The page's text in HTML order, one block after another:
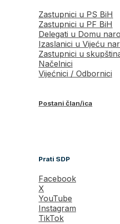
Zastupnici u PS BiH
Zastupnici u PF BiH
Delegati u Domu
Izaslanici u Vijeću
Zastupnici u
Načelnici
Vijećnici / Odbornici
Postani član/ica
Prati SDP
Facebook
X
YouTube
Instagram
TikTok